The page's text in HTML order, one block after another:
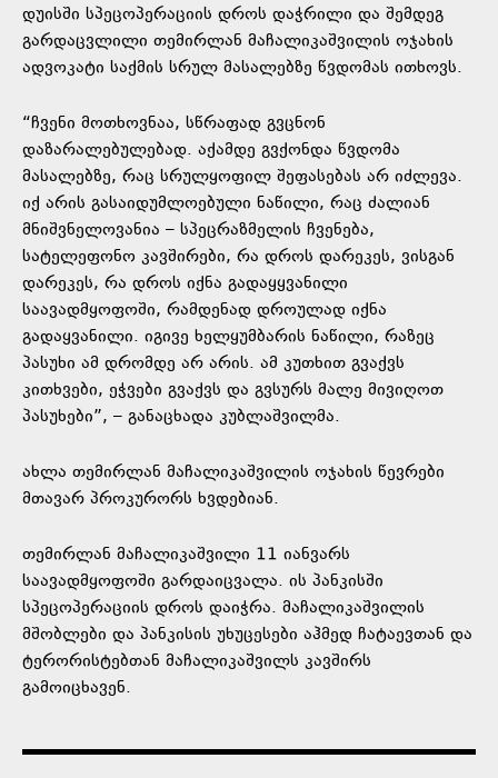
დუისში სპეცოპერაციის დროს დაჭრილი და შემდეგ
გარდაცვლილი თემირლან მაჩალიკაშვილის ოჯახის
ადვოკატი საქმის სრულ მასალებზე წვდომას ითხოვს.
“ჩვენი მოთხოვნაა, სწრაფად გვცნონ
დაზარალებულებად. აქამდე გვქონდა წვდომა
მასალებზე, რაც სრულყოფილ შეფასებას არ იძლევა.
იქ არის გასაიდუმლოებული ნაწილი, რაც ძალიან
მნიშვნელოვანია – სპეცრაზმელის ჩვენება,
სატელეფონო კავშირები, რა დროს დარეკეს, ვისგან
დარეკეს, რა დროს იქნა გადაყყვანილი
საავადმყოფოში, რამდენად დროულად იქნა
გადაყვანილი. იგივე ხელყუმბარის ნაწილი, რაზეც
პასუხი ამ დრომდე არ არის. ამ კუთხით გვაქვს
კითხვები, ეჭვები გვაქვს და გვსურს მალე მივიღოთ
პასუხები”, – განაცხადა კუბლაშვილმა.
ახლა თემირლან მაჩალიკაშვილის ოჯახის წევრები
მთავარ პროკურორს ხვდებიან.
თემირლან მაჩალიკაშვილი 11 იანვარს
საავადმყოფოში გარდაიცვალა. ის პანკისში
სპეცოპერაციის დროს დაიჭრა. მაჩალიკაშვილის
მშობლები და პანკისის უხუცესები აჰმედ ჩატაევთან და
ტერორისტებთან მაჩალიკაშვილს კავშირს
გამოიცხავენ.